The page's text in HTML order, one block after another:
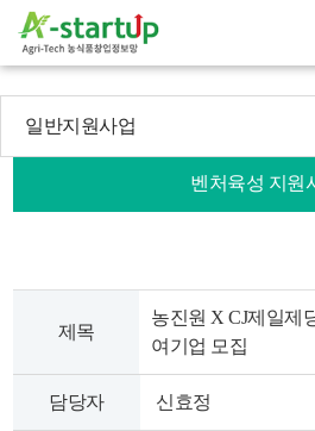
일반지원사업
벤처육성 지원
제목
농진원 X CJ제일제
여기업 모집
담당자 신효정